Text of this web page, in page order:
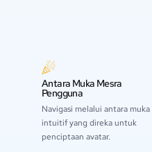
Antara Muka Mesra
Pengguna
Navigasi melalui antara muka
intuitif yang direka untuk
penciptaan avatar.